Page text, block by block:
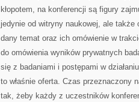
kłopotem, na konferencji są figury
jedynie od witryny naukowej, ale
dany temat oraz ich omówienie w
do omówienia wyników prywatnych
się z badaniami i postępami w
to właśnie oferta. Czas przeznaczony
tak, żeby każdy z uczestników